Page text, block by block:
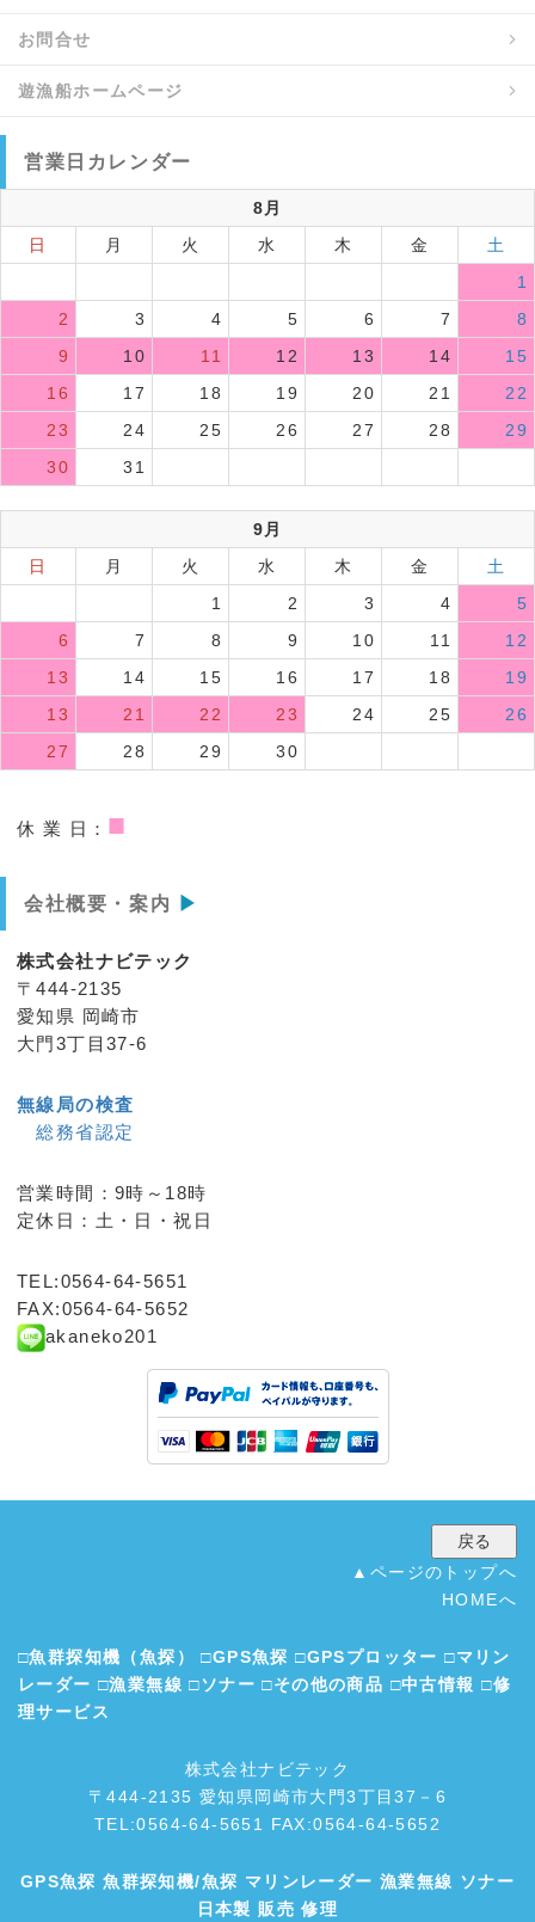
お問合せ
遊漁船ホームページ
営業日カレンダー
8月
日
月 火 水 木 金
土
1
2
3 4 5 6 7
8
9
10 11 12 13 14
15
16
17 18 19 20 21
22
23
24 25 26 27 28
29
30
31
9月
日
月 火 水 木 金
土
1
2 3 4
5
6
7 8 9 10 11
12
13
14 15 16 17 18
19
13
21 22 23 24 25
26
27
28 29 30
休 業 日： ■
会社概要・案内 ▶
株式会社ナビテック
〒444-2135
愛知県 岡崎市
大門3丁目37-6
無線局の検査
総務省認定
営業時間：9時～18時
定休日：土・日・祝日
TEL:0564-64-5651
FAX:0564-64-5652
akaneko201
▲ページのトップへ
HOMEへ
□魚群探知機（魚探） □GPS魚探 □GPSプロッター □マリン
レーダー □漁業無線 □ソナー □その他の商品 □中古情報 □修
理サービス
株式会社ナビテック
〒444-2135 愛知県岡崎市大門3丁目37－6
TEL:0564-64-5651 FAX:0564-64-5652
GPS魚探 魚群探知機/魚探 マリンレーダー 漁業無線 ソナー
日本製 販売 修理